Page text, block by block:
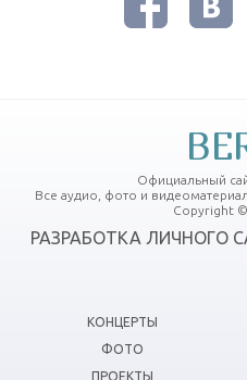
Официальный
Все аудио, фото и
Copyright
РАЗРАБОТКА ЛИЧНОГО
КОНЦЕРТЫ
ФОТО
ПРОЕКТЫ